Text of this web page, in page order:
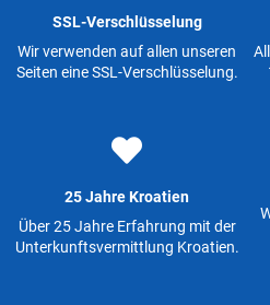
SSL-Verschlüsselung
Wir verwenden auf allen unseren
Seiten eine SSL-Verschlüsselung.
25 Jahre Kroatien
Über 25 Jahre Erfahrung mit der
Unterkunftsvermittlung Kroatien.